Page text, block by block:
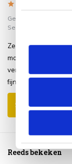
Gepost door:
September 2023
Zeer fijne en solide
modern uit en is in
verstelbaar.
fijn aan eten.
Schrijf je eigen
Reeds bekeken